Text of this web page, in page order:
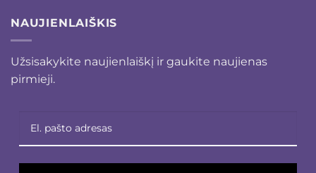
NAUJIENLAIŠKIS
Užsisakykite naujienlaiškį ir gaukite naujienas
pirmieji.